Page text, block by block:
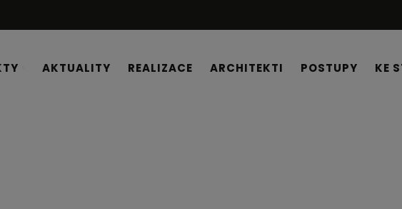
AKTUALITY REALIZACE ARCHITEKTI POSTUPY KE